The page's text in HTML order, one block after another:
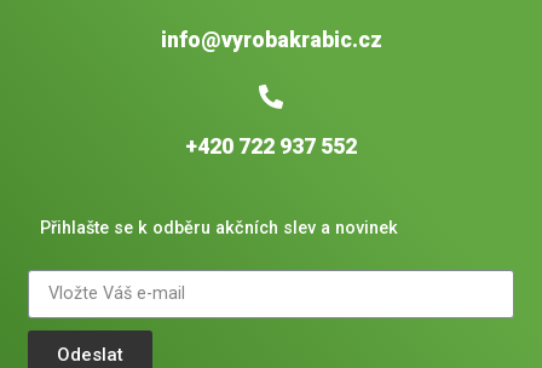
info@vyrobakrabic.cz
+420 722 937 552
Přihlašte se k odběru akčních slev a novinek
Odeslat